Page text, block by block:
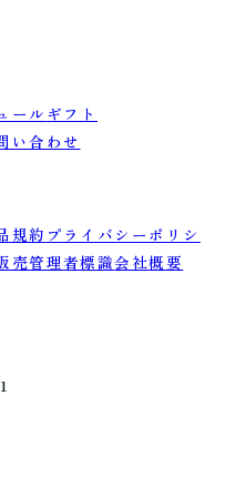
ール ギフト
い合わせ
規約 プライバシーポリシ
売管理者標識会社概要